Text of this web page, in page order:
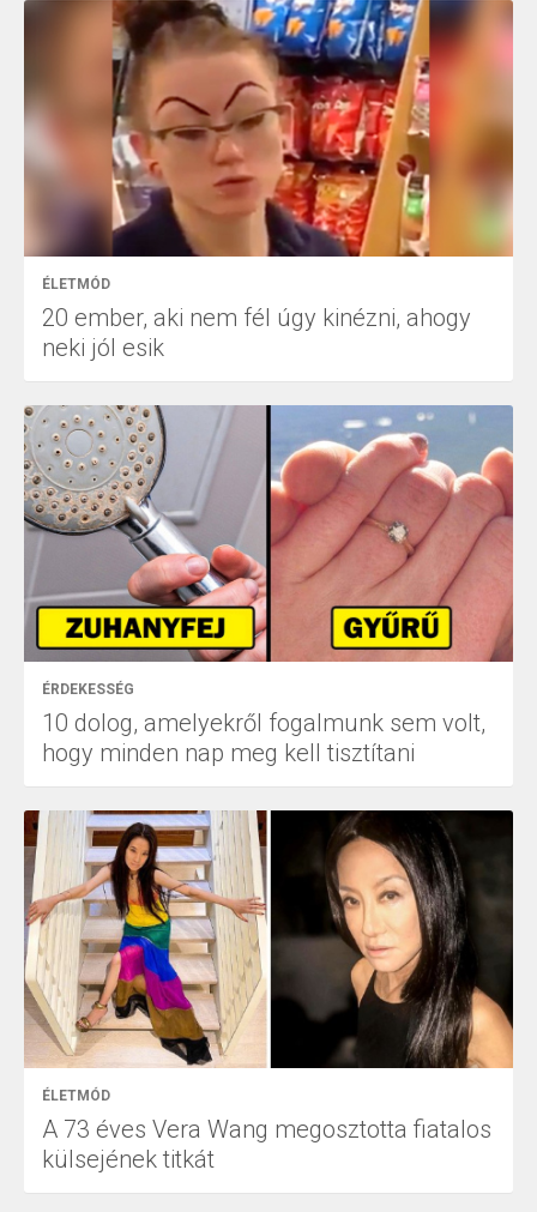
ÉLETMÓD
20 ember, aki nem fél úgy kinézni, ahogy
neki jól esik
ÉRDEKESSÉG
10 dolog, amelyekről fogalmunk sem volt,
hogy minden nap meg kell tisztítani
ÉLETMÓD
A 73 éves Vera Wang megosztotta fiatalos
külsejének titkát